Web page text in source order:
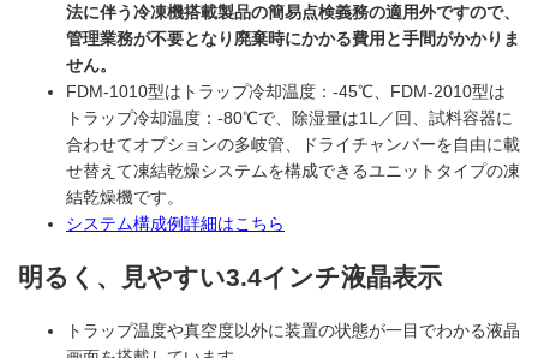
法に伴う冷凍機搭載製品の簡易点検義務の適用外ですので、
管理業務が不要となり廃棄時にかかる費用と手間がかかりま
せん。
FDM-1010型はトラップ冷却温度：-45℃、FDM-2010型は
トラップ冷却温度：-80℃で、除湿量は1L／回、試料容器に
合わせてオプションの多岐管、ドライチャンバーを自由に載
せ替えて凍結乾燥システムを構成できるユニットタイプの凍
結乾燥機です。
システム構成例詳細はこちら
明るく、見やすい3.4インチ液晶表示
トラップ温度や真空度以外に装置の状態が一目でわかる液晶